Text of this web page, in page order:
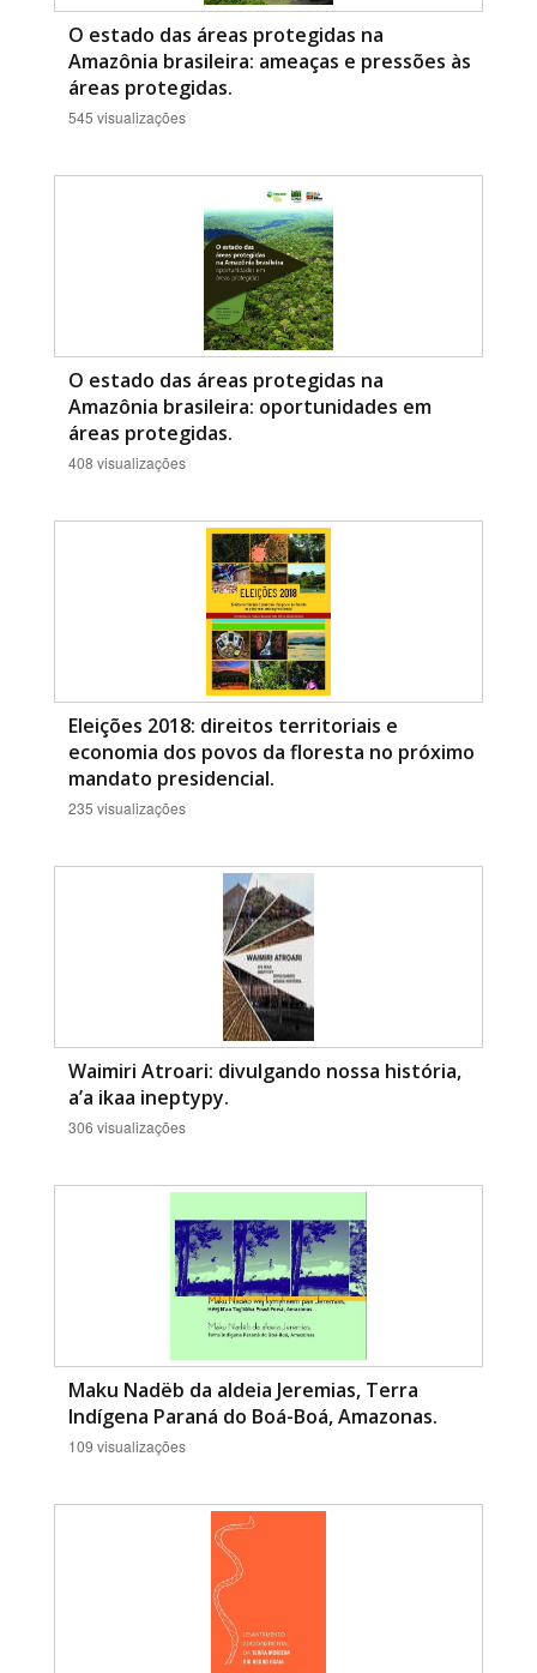
O estado das áreas protegidas na
Amazônia brasileira: ameaças e pressões às
áreas protegidas.
545 visualizações
O estado das áreas protegidas na
Amazônia brasileira: oportunidades em
áreas protegidas.
408 visualizações
Eleições 2018: direitos territoriais e
economia dos povos da floresta no próximo
mandato presidencial.
235 visualizações
Waimiri Atroari: divulgando nossa história,
a’a ikaa ineptypy.
306 visualizações
Maku Nadëb da aldeia Jeremias, Terra
Indígena Paraná do Boá-Boá, Amazonas.
109 visualizações